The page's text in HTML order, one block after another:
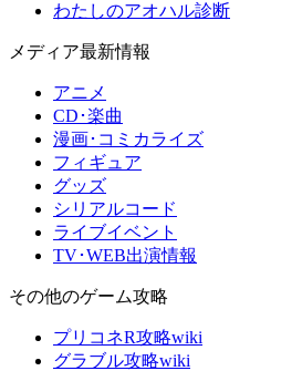
わたしのアオハル診断
メディア最新情報
アニメ
CD･楽曲
漫画･コミカライズ
フィギュア
グッズ
シリアルコード
ライブイベント
TV･WEB出演情報
その他のゲーム攻略
プリコネR攻略wiki
グラブル攻略wiki